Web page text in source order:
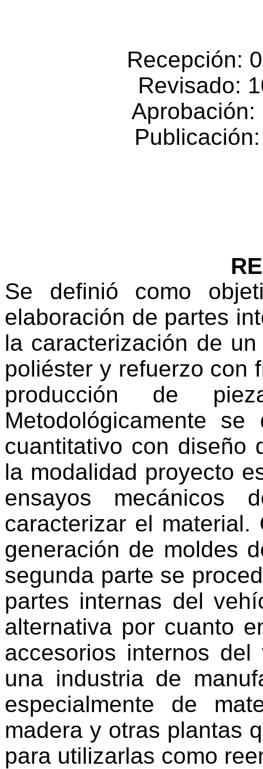
Recepción:
Revisado:
Aprobación:
Se definió como
elaboración de partes
la caracterización de
poliéster y refuerzo con
producción de
Metodológicamente
cuantitativo con diseño
la modalidad proyecto
ensayos mecánicos
caracterizar el
generación de moldes
segunda parte se
partes internas del
alternativa por cuanto
accesorios internos
una industria de
especialmente de
madera y otras plantas
para utilizarlas como